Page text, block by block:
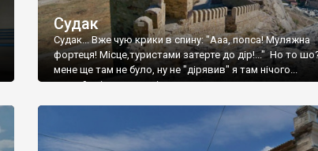
Судак
Судак... Вже чую крики в спину: "Ааа, попса! Муляжна
фортеця! Місце,туристами затерте до дір!..." Но то
мене ще там не було, ну не "дірявив" я там нічого...
принаймні до цього літа.